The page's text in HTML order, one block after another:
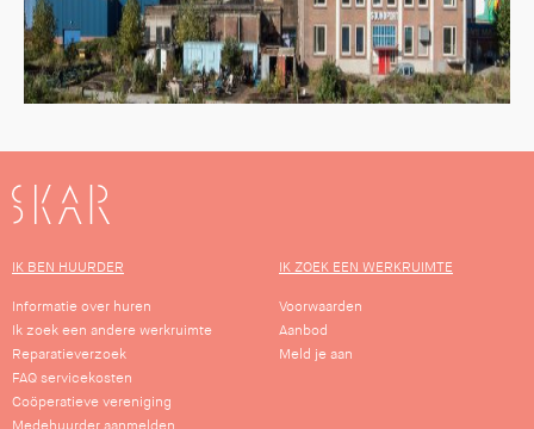
SKAR
IK BEN HUURDER
Informatie over huren
Ik zoek een andere werkruimte
Reparatieverzoek
FAQ servicekosten
Coöperatieve vereniging
IK ZOEK EEN WERKRUIMTE
Voorwaarden
Aanbod
Meld je aan